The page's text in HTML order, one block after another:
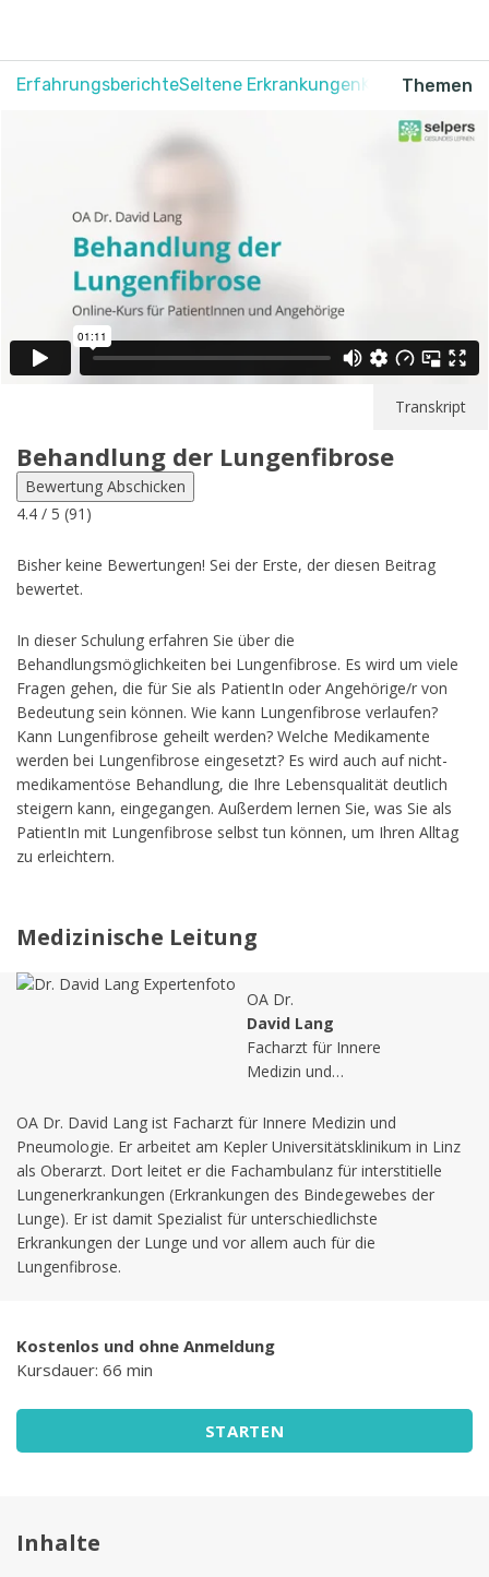
ErfahrungsberichteSeltene ErkrankungenKrebsThemen
Transkript
Behandlung der Lungenfibrose
Bewertung Abschicken
4.4 / 5 (91 )
Bisher keine Bewertungen! Sei der Erste, der diesen Beitrag
bewertet.
In dieser Schulung erfahren Sie über die
Behandlungsmöglichkeiten bei Lungenfibrose. Es wird um viele
Fragen gehen, die für Sie als PatientIn oder Angehörige/r von
Bedeutung sein können. Wie kann Lungenfibrose verlaufen?
Kann Lungenfibrose geheilt werden? Welche Medikamente
werden bei Lungenfibrose eingesetzt? Es wird auch auf nicht-
medikamentöse Behandlung, die Ihre Lebensqualität deutlich
steigern kann, eingegangen. Außerdem lernen Sie, was Sie als
PatientIn mit Lungenfibrose selbst tun können, um Ihren Alltag
zu erleichtern.
Medizinische Leitung
OA Dr.
David Lang
Facharzt für Innere
Medizin und
OA Dr. David Lang ist Facharzt für Innere Medizin und
Pneumologie. Er arbeitet am Kepler Universitätsklinikum in Linz
als Oberarzt. Dort leitet er die Fachambulanz für interstitielle
Lungenerkrankungen (Erkrankungen des Bindegewebes der
Lunge). Er ist damit Spezialist für unterschiedlichste
Erkrankungen der Lunge und vor allem auch für die
Lungenfibrose.
Kostenlos und ohne Anmeldung
Kursdauer: 66 min
STARTEN
Inhalte